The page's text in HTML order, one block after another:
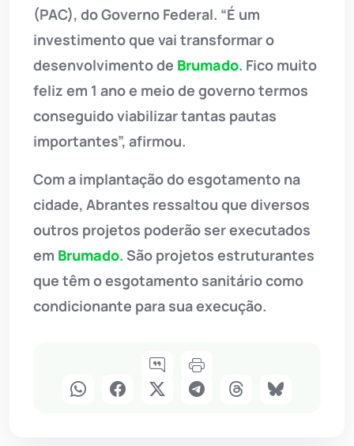
(PAC), do Governo Federal. “É um
investimento que vai transformar o
desenvolvimento de Brumado. Fico muito
feliz em 1 ano e meio de governo termos
conseguido viabilizar tantas pautas
importantes”, afirmou.
Com a implantação do esgotamento na
cidade, Abrantes ressaltou que diversos
outros projetos poderão ser executados
em Brumado. São projetos estruturantes
que têm o esgotamento sanitário como
condicionante para sua execução.